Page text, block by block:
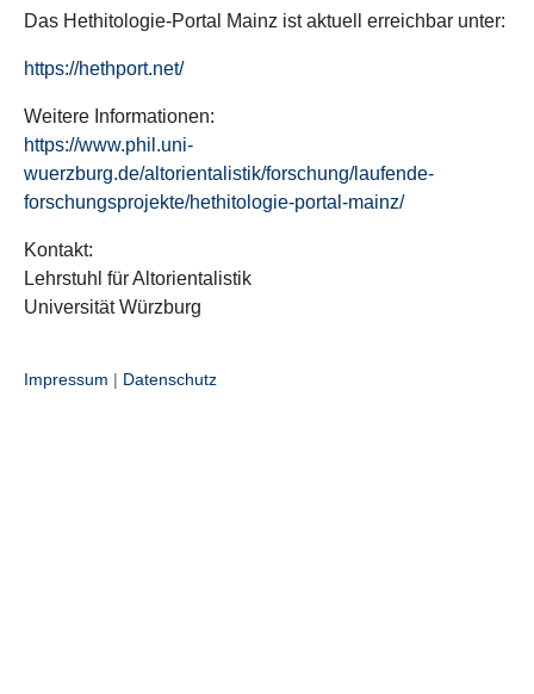
Das Hethitologie-Portal Mainz ist aktuell erreichbar unter:
https://hethport.net/
Weitere Informationen:
https://www.phil.uni-
wuerzburg.de/altorientalistik/forschung/laufende-
forschungsprojekte/hethitologie-portal-mainz/
Kontakt:
Lehrstuhl für Altorientalistik
Universität Würzburg
Impressum | Datenschutz